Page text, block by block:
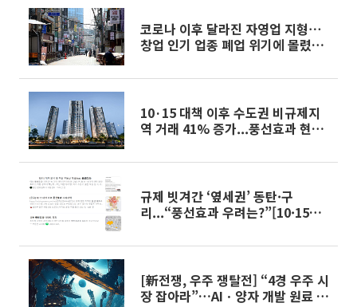
코로나 이후 달라진 자영업 지형⋯
창업 인기 업종 폐업 위기에 몰렸다
10·15 대책 이후 수도권 비규제지
역 거래 41% 증가...풍선효과 현실
규제 빗겨간 ‘옆세권’ 동탄·구
리...“풍선효과 우려는?”[10·15대
[新전쟁, 우주 쟁탈전] “4경 우주 시
장 잡아라”…AIㆍ양자 개발 원료 달